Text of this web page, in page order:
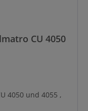
CU 4050
4050 und 4055 ,